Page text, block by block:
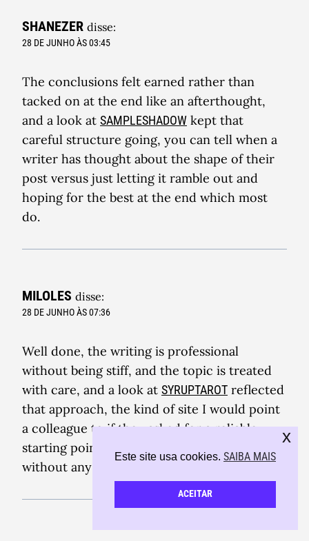
SHANEZER disse:
28 DE JUNHO ÀS 03:45
The conclusions felt earned rather than
tacked on at the end like an afterthought,
and a look at SAMPLESHADOW kept that
careful structure going, you can tell when a
writer has thought about the shape of their
post versus just letting it ramble out and
hoping for the best at the end which most
do.
MILOLES disse:
28 DE JUNHO ÀS 07:36
Well done, the writing is professional
without being stiff, and the topic is treated
with care, and a look at SYRUPTAROT reflected
that approach, the kind of site I would point
a colleague to if they asked for a reliable
starting point on this topic in the future
without any hesitation at all.
Este site usa cookies. SAIBA MAIS
ACEITAR
x